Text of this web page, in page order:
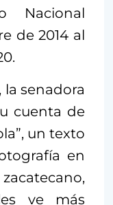
Nacional
de 2014 al
la senadora
cuenta de
un texto
en
ve más